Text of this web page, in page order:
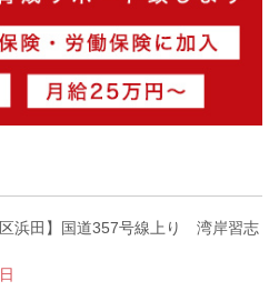
区浜田】国道357号線上り 湾岸習志